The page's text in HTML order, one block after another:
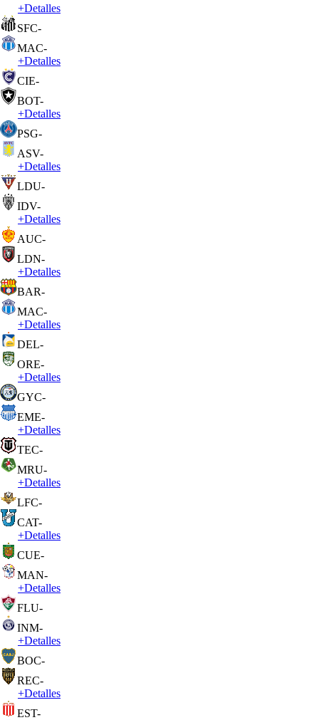
+Detalles
SFC-
MAC-
+Detalles
CIE-
BOT-
+Detalles
PSG-
ASV-
+Detalles
LDU-
IDV-
+Detalles
AUC-
LDN-
+Detalles
BAR-
MAC-
+Detalles
DEL-
ORE-
+Detalles
GYC-
EME-
+Detalles
TEC-
MRU-
+Detalles
LFC-
CAT-
+Detalles
CUE-
MAN-
+Detalles
FLU-
INM-
+Detalles
BOC-
REC-
+Detalles
EST-